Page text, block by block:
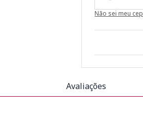
Não sei meu cep
Avaliações